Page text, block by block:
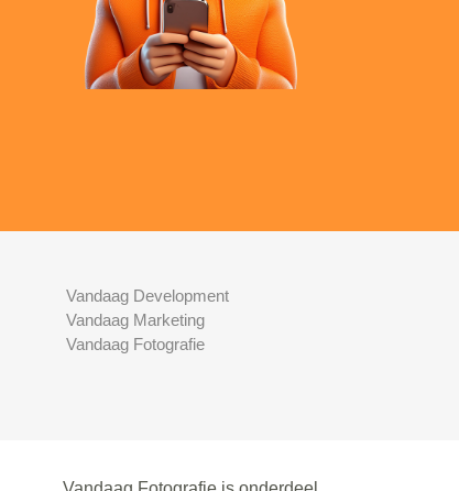
Vandaag Development
Vandaag Marketing
Vandaag Fotografie